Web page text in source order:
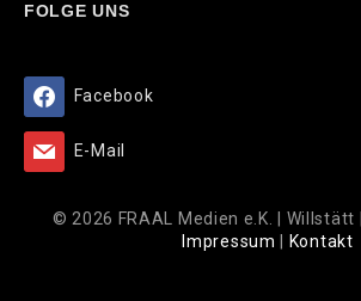
FOLGE UNS
Facebook
E-Mail
© 2026 FRAAL Medien e.K. | Willstätt |
Impressum
Kontakt